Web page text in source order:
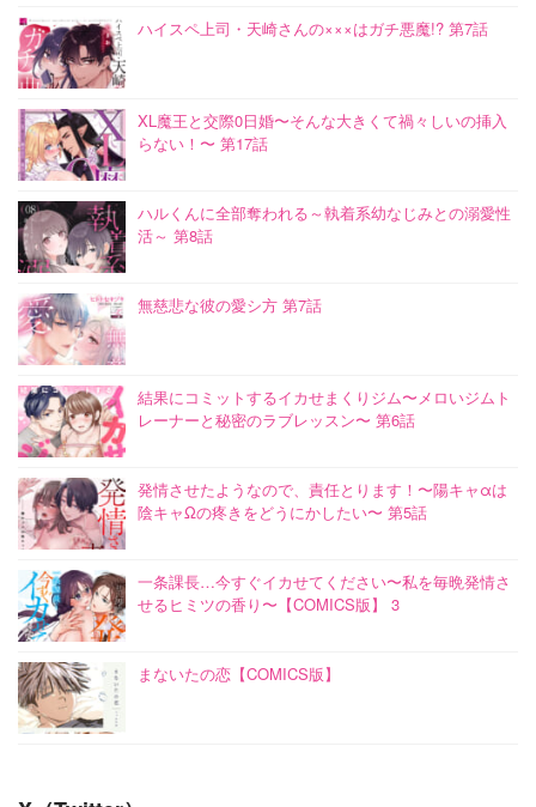
ハイスペ上司・天崎さんの×××はガチ悪魔!? 第7話
XL魔王と交際0日婚〜そんな大きくて禍々しいの挿入
らない！〜 第17話
ハルくんに全部奪われる～執着系幼なじみとの溺愛性
活～ 第8話
無慈悲な彼の愛シ方 第7話
結果にコミットするイカせまくりジム〜メロいジムト
レーナーと秘密のラブレッスン〜 第6話
発情させたようなので、責任とります！〜陽キャαは
陰キャΩの疼きをどうにかしたい〜 第5話
一条課長…今すぐイカせてください〜私を毎晩発情さ
せるヒミツの香り〜【COMICS版】 3
まないたの恋【COMICS版】